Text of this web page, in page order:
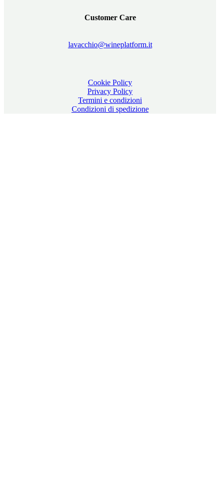
Customer Care
lavacchio@wineplatform.it
Cookie Policy
Privacy Policy
Termini e condizioni
Condizioni di spedizione